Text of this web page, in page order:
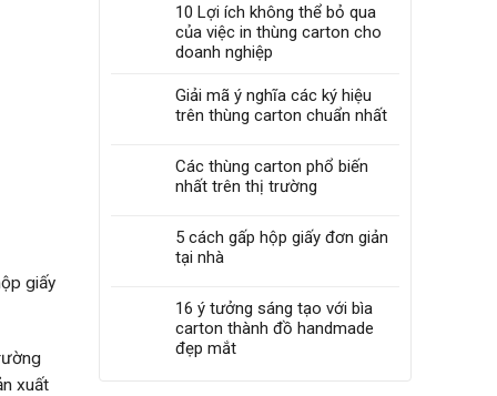
giấy
xuất
10 Lợi ích không thể bỏ qua
của việc in thùng carton cho
doanh nghiệp
Giải mã ý nghĩa các ký hiệu
trên thùng carton chuẩn nhất
Các thùng carton phổ biến
nhất trên thị trường
5 cách gấp hộp giấy đơn giản
tại nhà
16 ý tưởng sáng tạo với bìa
carton thành đồ handmade
đẹp mắt